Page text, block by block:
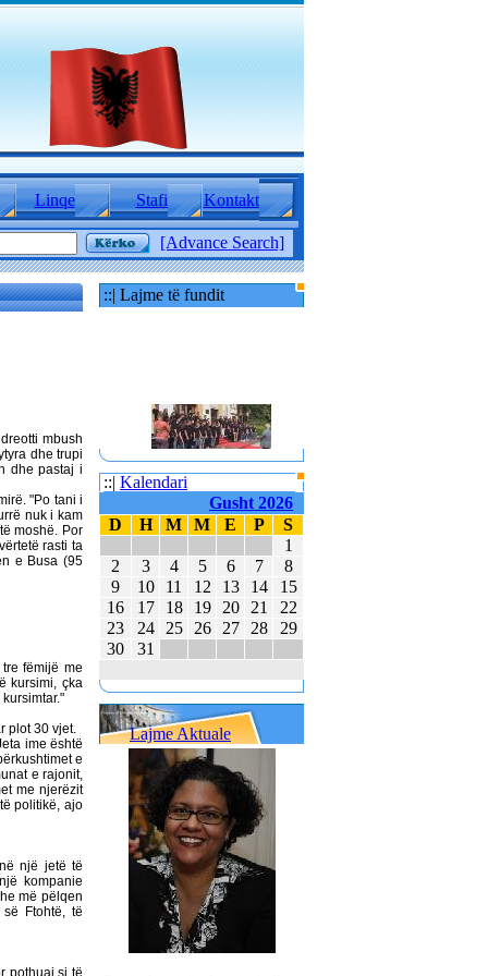
Linqe Stafi Kontakt
[Advance Search]
mbush
dhe trupi
dhe pastaj i
"Po tani i
nuk i kam
moshë. Por
rasti ta
e Busa (95
fëmijë me
kursimi, çka
plot 30 vjet.
ime është
e
e rajonit,
me njerëzit
politikë, ajo
një jetë të
kompanie
më pëlqen
Ftohtë, të
pothuaj si të
::| Lajme të fundit
80 TË RINJ AMERIKANË
E MBAJTËN PARA
KUVENDIT KONCERTIN
ME KËNGË PATRIOTIKE
SHQIPTARE
KËNGËTARJA
BRITANIKE E SHTYN
UDHËTIMIN NË
HAPËSIRË
JUVENTUS DHE
FINALEN EVROPIANE
POLAKËT PO
PËRGATITEN PËR LUFTË
REPUBLIKA E KOSOVËS
DHE REPUBLIKA E
SHQIPËRISË - BASHKË
NË KANË
::| Kalendari
Gusht 2026
D
H M M E P
S
1
2
3 4 5 6 7
8
9
10 11 12 13 14
15
16
17 18 19 20 21
22
23
24 25 26 27 28
29
30
31
Lajme Aktuale